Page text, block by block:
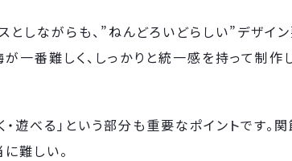
しながらも、”ねんどろいどらしい”デザイ
一番難しく、しっかりと統一感を持って制作
遊べる」という部分も重要なポイントです。
難しい。